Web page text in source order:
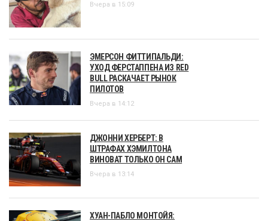
Вчера в 15:09
ЭМЕРСОН ФИТТИПАЛЬДИ:
УХОД ФЕРСТАППЕНА ИЗ RED
BULL РАСКАЧАЕТ РЫНОК
ПИЛОТОВ
Вчера в 14:12
ДЖОННИ ХЕРБЕРТ: В
ШТРАФАХ ХЭМИЛТОНА
ВИНОВАТ ТОЛЬКО ОН САМ
Вчера в 13:14
ХУАН-ПАБЛО МОНТОЙЯ: